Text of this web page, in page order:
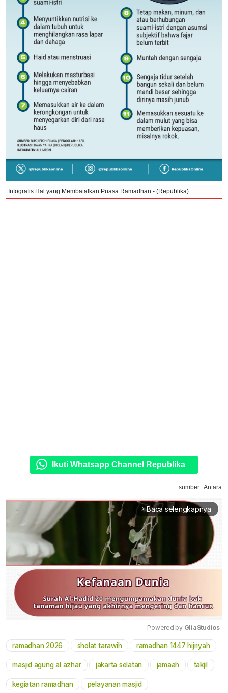
Infografis Hal yang Membatalkan Puasa Ramadhan - (Republika)
Ikuti Whatsapp Channel Republika
sumber : Antara
arrow_forward_ios Baca selengkapnya
Mute
Powered by GliaStudios
ramadhan 2026 sholat tarawih ramadhan 1447 hijriyah
masjid agung al azhar jakarta selatan jamaah takjil
kegiatan ramadhan pelayanan masjid